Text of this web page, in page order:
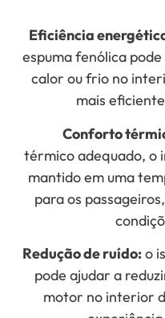
Eficiência
espuma fenólica
calor ou frio no
mais
Conforto
térmicoadequado, o
mantido em uma
para os
Redução de ruído:o
pode ajudar a
motor no interior